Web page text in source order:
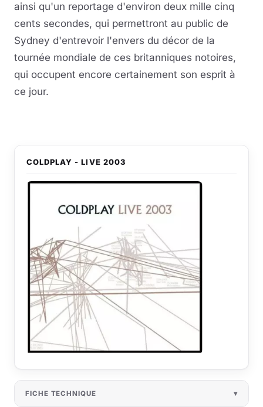
ainsi qu'un reportage d'environ deux mille cinq
cents secondes, qui permettront au public de
Sydney d'entrevoir l'envers du décor de la
tournée mondiale de ces britanniques notoires,
qui occupent encore certainement son esprit à
ce jour.
COLDPLAY - LIVE 2003
FICHE TECHNIQUE